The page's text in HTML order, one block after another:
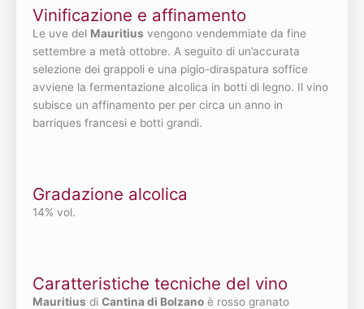
Vinificazione e affinamento
Le uve del Mauritius vengono vendemmiate da fine
settembre a metà ottobre. A seguito di un’accurata
selezione dei grappoli e una pigio-diraspatura soffice
avviene la fermentazione alcolica in botti di legno. Il vino
subisce un affinamento per per circa un anno in
barriques francesi e botti grandi.
Gradazione alcolica
14% vol.
Caratteristiche tecniche del vino
Mauritius di Cantina di Bolzano è rosso granato